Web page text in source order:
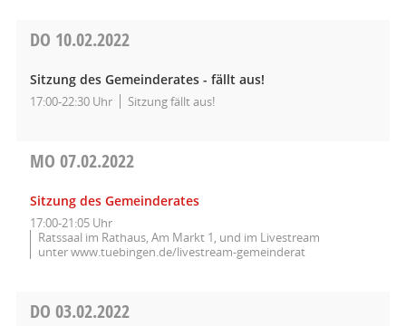
DO 10.02.2022
Sitzung des Gemeinderates - fällt aus!
17:00-22:30 Uhr Sitzung fällt aus!
MO 07.02.2022
Sitzung des Gemeinderates
17:00-21:05 Uhr
Ratssaal im Rathaus, Am Markt 1, und im Livestream
unter www.tuebingen.de/livestream-gemeinderat
DO 03.02.2022